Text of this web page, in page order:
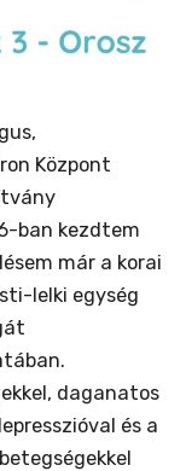
Központ
ban kezdtem
már a korai
lelki egység
daganatos
és a